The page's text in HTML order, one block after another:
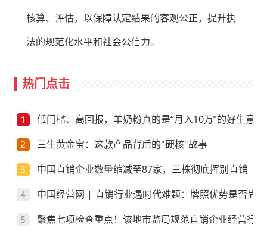
核算、评估，以保障认定结果的客观公正，提升执
法的规范化水平和社会公信力。
热门点击
低门槛、高回报，羊奶粉真的是“月入10万”的好生意？
三生黄金宝：这款产品背后的"硬核"故事
中国直销企业数量缩减至87家，三株彻底挥别直销
中国经营网 | 直销行业遇时代难题：牌照优势是否尚存
聚焦七项检查重点！该地市监局规范直销企业经营行为